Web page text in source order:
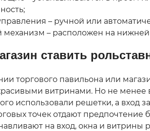
– ручной или
механизм – расположен на
ставить
торгового павильона или
витринами. Но не менее
использовали решетки, а вход
точек отдают
на вход, окна и